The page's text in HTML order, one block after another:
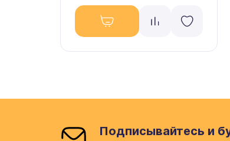
Подписывайтесь и